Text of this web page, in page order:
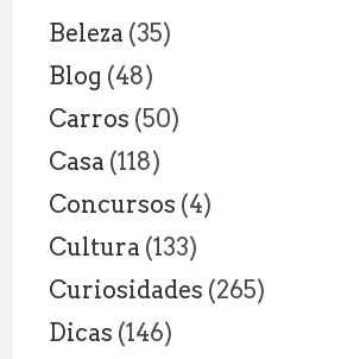
Beleza (35)
Blog (48)
Carros (50)
Casa (118)
Concursos (4)
Cultura (133)
Curiosidades (265)
Dicas (146)